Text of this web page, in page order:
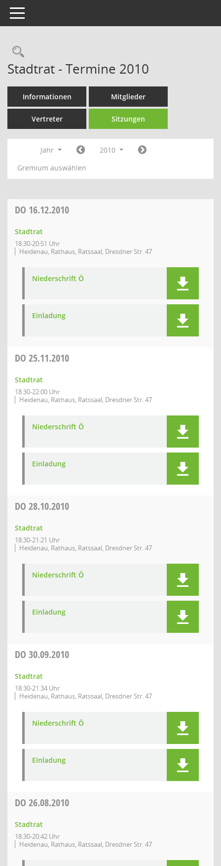
Toggle navigation
Rechercheauswahl
Stadtrat - Termine 2010
Informationen Mitglieder
Vertreter Sitzungen
Jahr
2010
Gremium auswählen
DO 16.12.2010
Stadtrat
18:30-20:51 Uhr
Heidenau, Rathaus, Ratssaal, Dresdner Str. 47
Niederschrift Ö
Einladung
DO 25.11.2010
Stadtrat
18:30-22:00 Uhr
Heidenau, Rathaus, Ratssaal, Dresdner Str. 47
Niederschrift Ö
Einladung
DO 28.10.2010
Stadtrat
18:30-21:21 Uhr
Heidenau, Rathaus, Ratssaal, Dresdner Str. 47
Niederschrift Ö
Einladung
DO 30.09.2010
Stadtrat
18:30-21:34 Uhr
Heidenau, Rathaus, Ratssaal, Dresdner Str. 47
Niederschrift Ö
Einladung
DO 26.08.2010
Stadtrat
18:30-20:42 Uhr
Heidenau, Rathaus, Ratssaal, Dresdner Str. 47